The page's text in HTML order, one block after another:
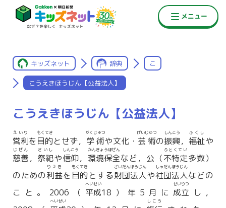
キッズネット 辞典 こ
こうえきほうじん【公益法人】
こうえきほうじん【公益法人】
営利
えいり
を 目的
もくてき
とせず， 学術
がくじゅつ
や文化・ 芸術
げいじゅつ
の振興
しんこう
， 福祉
ふくし
や
慈善
じぜん
， 祭祀
さいし
や信仰
しんこう
， 環境保全
かんきょうほぜん
など，公（不特定
ふとくてい
多数）
のための利益
りえき
を 目的
もくてき
とする財団法人
ざいだんほうじん
や社団法人
しゃだんほうじん
などの
こと。2006（ 平成
へいせい
18）年5月に 成立
せいりつ
し，
へいせい しこう